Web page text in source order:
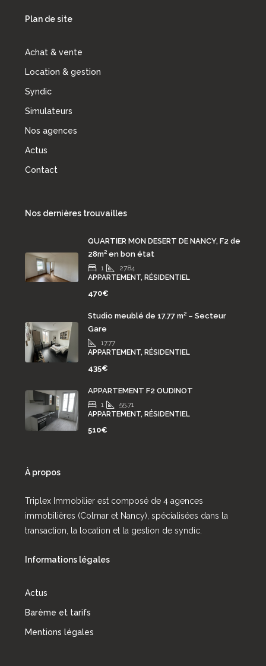
Plan de site
Achat & vente
Location & gestion
Syndic
Simulateurs
Nos agences
Actus
Contact
Nos dernières trouvailles
QUARTIER MON DESERT DE NANCY, F2 de
28m² en bon état
1
27.84
APPARTEMENT, RÉSIDENTIEL
470€
Studio meublé de 17.77 m² – Secteur
Gare
17.77
APPARTEMENT, RÉSIDENTIEL
435€
APPARTEMENT F2 OUDINOT
1
55.71
APPARTEMENT, RÉSIDENTIEL
510€
À propos
Triplex Immobilier est composé de 4 agences
immobilières (Colmar et Nancy), spécialisées dans la
transaction, la location et la gestion de syndic.
Informations légales
Actus
Barème et tarifs
Mentions légales